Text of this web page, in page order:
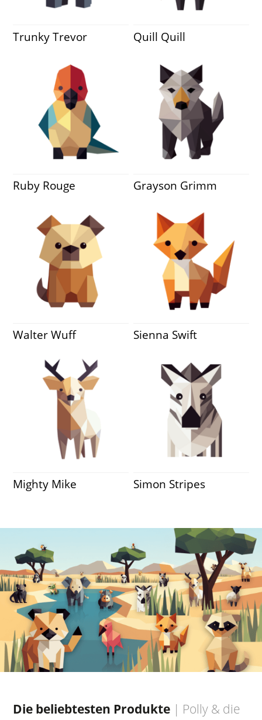
Trunky Trevor Quill Quill
Ruby Rouge Grayson Grimm
Walter Wuff Sienna Swift
Mighty Mike Simon Stripes
Die beliebtesten Produkte | Polly & die